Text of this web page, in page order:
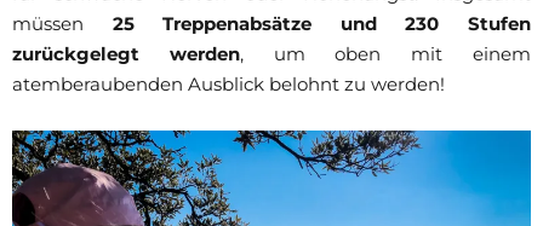
müssen 25 Treppenabsätze und 230 Stufen
zurückgelegt werden, um oben mit einem
atemberaubenden Ausblick belohnt zu werden!